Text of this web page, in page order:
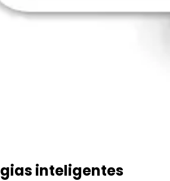
inteligentes